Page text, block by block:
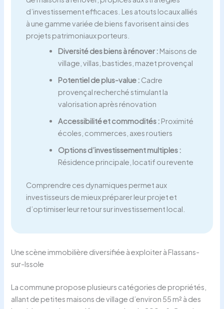
d’investissement efficaces. Les atouts locaux alliés
à une gamme variée de biens favorisent ainsi des
projets patrimoniaux porteurs.
Diversité des biens à rénover : Maisons de
village, villas, bastides, mazet provençal
Potentiel de plus-value : Cadre
provençal recherché stimulant la
valorisation après rénovation
Accessibilité et commodités : Proximité
écoles, commerces, axes routiers
Options d’investissement multiples :
Résidence principale, locatif ou revente
Comprendre ces dynamiques permet aux
investisseurs de mieux préparer leur projet et
d’optimiser leur retour sur investissement local.
Une scène immobilière diversifiée à exploiter à Flassans-
sur-Issole
La commune propose plusieurs catégories de propriétés,
allant de petites maisons de village d’environ 55 m² à des